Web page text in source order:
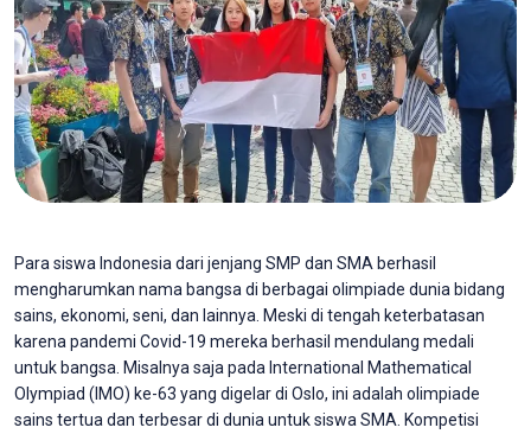
Para siswa Indonesia dari jenjang SMP dan SMA berhasil
mengharumkan nama bangsa di berbagai olimpiade dunia bidang
sains, ekonomi, seni, dan lainnya. Meski di tengah keterbatasan
karena pandemi Covid-19 mereka berhasil mendulang medali
untuk bangsa. Misalnya saja pada International Mathematical
Olympiad (IMO) ke-63 yang digelar di Oslo, ini adalah olimpiade
sains tertua dan terbesar di dunia untuk siswa SMA. Kompetisi